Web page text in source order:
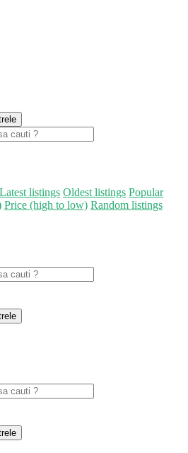
Latest listings Oldest listings Popular
Price (high to low) Random listings